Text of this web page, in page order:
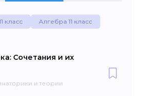
класс Алгебра 11 класс
Сочетания и их
и теории